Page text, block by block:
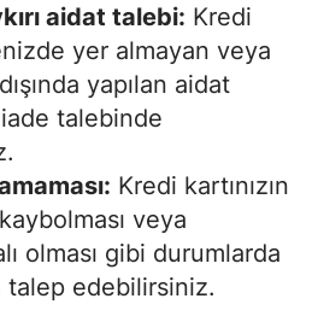
aidat talebi: Kredi
yer almayan veya
yapılan aidat
talebinde
Kredi kartınızın
veya
olması gibi durumlarda
talep edebilirsiniz.